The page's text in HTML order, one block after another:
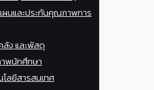
ผนและประกันคุณภาพการ
ลัง และพัสดุ
พนักศึกษา
ลยีสารสนเทศ